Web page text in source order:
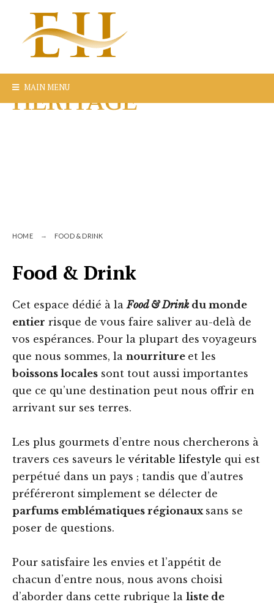
MAIN MENU
HOME FOOD & DRINK
Food & Drink
Cet espace dédié à laFood & Drink du monde
entier risque de vous faire saliver au-delà de
vos espérances. Pour la plupart des voyageurs
que nous sommes, la nourriture et les
boissons locales sont tout aussi importantes
que ce qu’une destination peut nous offrir en
arrivant sur ses terres.
Les plus gourmets d’entre nous chercherons à
travers ces saveurs levéritable lifestyle qui est
perpétué dans un pays ; tandis que d’autres
préféreront simplement se délecter de
parfums emblématiques régionaux sans se
poser de questions.
Pour satisfaire les envies et l’appétit de
chacun d’entre nous, nous avons choisi
d’aborder dans cette rubrique la liste de